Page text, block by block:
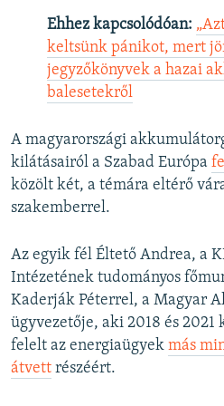
Ehhez kapcsolódóan:
keltsünk pánikot, mert
jegyzőkönyvek a hazai
balesetekről
A magyarországi
kilátásairól a Szabad Európa
közölt két, a témára eltérő
szakemberrel.
Az egyik fél Éltető Andrea, a
Intézetének tudományos
Kaderják Péterrel, a Magyar
ügyvezetője, aki 2018 és
felelt az energiaügyek más
átvett részéért.